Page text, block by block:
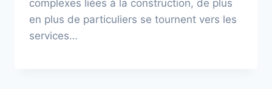
complexes liées à la construction, de plus
en plus de particuliers se tournent vers les
services…